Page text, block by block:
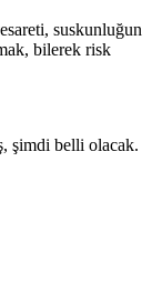
suskunluğun
bilerek risk
şimdi belli olacak.